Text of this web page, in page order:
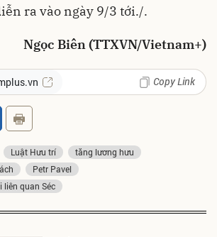
ra vào ngày 9/3 tới./.
Ngọc Biên (TTXVN/Vietnam+)
Copy Link
Luật Hưu trí
tăng lương hưu
Petr Pavel
liên quan Séc